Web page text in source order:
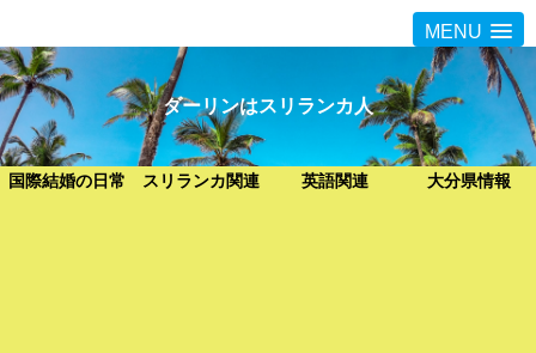
MENU
ダーリンはスリランカ人
国際結婚の日常 スリランカ関連 英語関連 大分県情報